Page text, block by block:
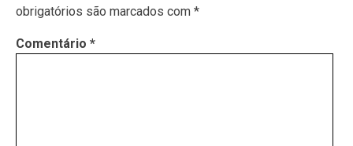
obrigatórios são marcados com *
Comentário *